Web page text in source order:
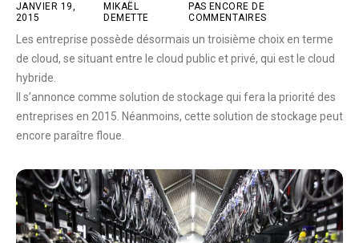
JANVIER 19,
2015
MIKAËL
DEMETTE
PAS ENCORE DE
COMMENTAIRES
Les entreprise possède désormais un troisième choix en terme
de cloud, se situant entre le cloud public et privé, qui est le cloud
hybride.
Il s’annonce comme solution de stockage qui fera la priorité des
entreprises en 2015. Néanmoins, cette solution de stockage peut
encore paraître floue.